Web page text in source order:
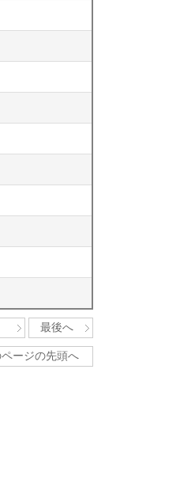
最後へ
ページの先頭へ